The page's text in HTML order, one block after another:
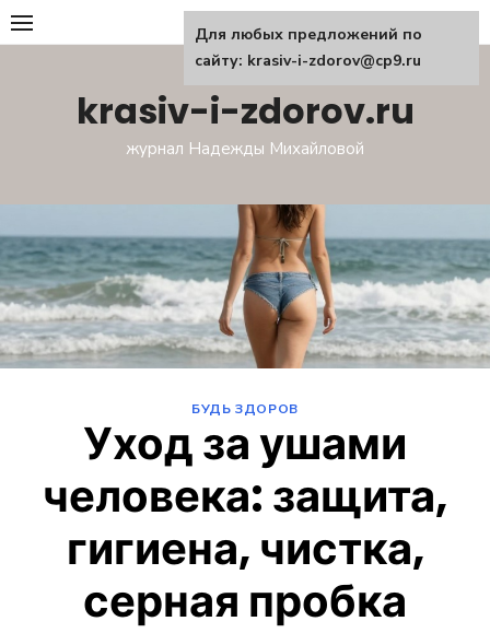
Перейти
к
krasiv-i-zdorov.ru
журнал Надежды Михайловой
БУДЬ ЗДОРОВ
Уход за ушами
человека: защита,
гигиена, чистка,
серная пробка
Для любых предложений по
сайту: krasiv-i-zdorov@cp9.ru